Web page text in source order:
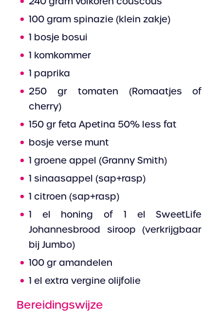
100 gram spinazie (klein zakje)
1 bosje bosui
1 komkommer
1 paprika
250 gr tomaten (Romaatjes of
cherry)
150 gr feta Apetina 50% less fat
bosje verse munt
1 groene appel (Granny Smith)
1 sinaasappel (sap+rasp)
1 citroen (sap+rasp)
1 el honing of 1 el SweetLife
Johannesbrood siroop (verkrijgbaar
bij Jumbo)
100 gr amandelen
1 el extra vergine olijfolie
Bereidingswijze